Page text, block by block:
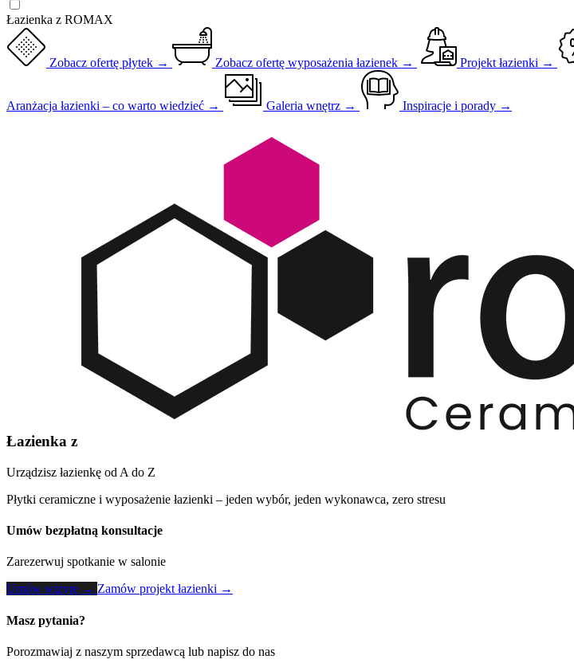
Łazienka z ROMAX
Zobacz ofertę płytek → Zobacz ofertę wyposażenia łazienek → Projekt łazienki →
Aranżacja łazienki – co warto wiedzieć → Galeria wnętrz → Inspiracje i porady →
Łazienka z
Urządzisz łazienkę od A do Z
Płytki ceramiczne i wyposażenie łazienki – jeden wybór, jeden wykonawca, zero stresu
Umów bezpłatną konsultacje
Zarezerwuj spotkanie w salonie
Umów wizytę → Zamów projekt łazienki →
Masz pytania?
Porozmawiaj z naszym sprzedawcą lub napisz do nas